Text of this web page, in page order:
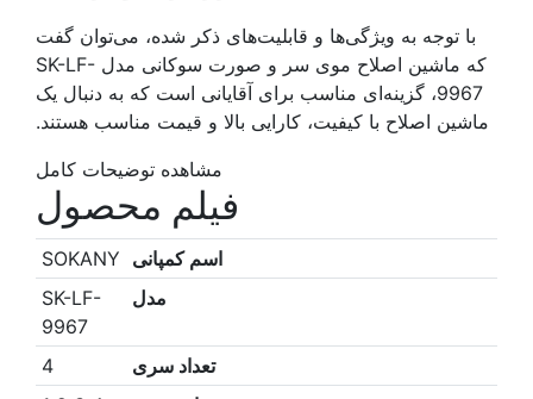
با توجه به ویژگی‌ها و قابلیت‌های ذکر شده، می‌توان گفت
که ماشین اصلاح موی سر و صورت سوکانی مدل SK-LF-
9967، گزینه‌ای مناسب برای آقایانی است که به دنبال یک
ماشین اصلاح با کیفیت، کارایی بالا و قیمت مناسب هستند.
مشاهده توضیحات کامل
فیلم محصول
اسم کمپانی SOKANY
مدل
SK-LF-
9967
تعداد سری
4